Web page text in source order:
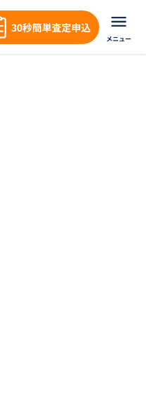
30秒簡単査定申込
メニュー